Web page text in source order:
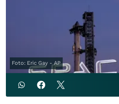
Foto: Eric Gay - AP